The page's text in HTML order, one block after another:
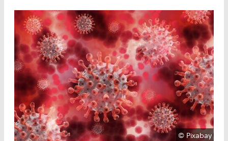
© Pixabay